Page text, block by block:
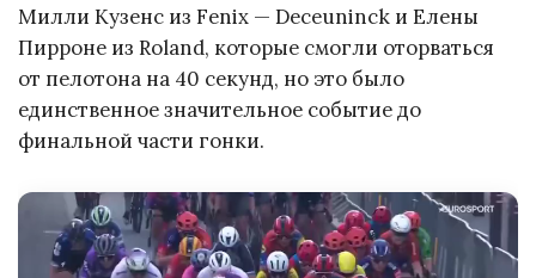
Милли Кузенс из Fenix — Deceuninck и Елены
Пирроне из Roland, которые смогли оторваться
от пелотона на 40 секунд, но это было
единственное значительное событие до
финальной части гонки.